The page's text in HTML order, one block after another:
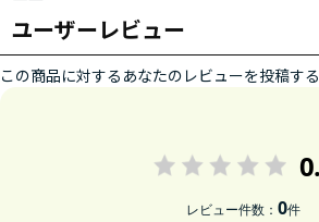
ユーザーレビュー
この商品に対するあなたのレビューを投稿す
レビュー件数：0件